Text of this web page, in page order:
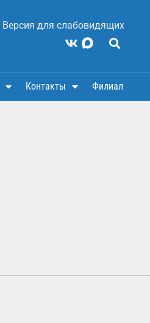
Версия для слабовидящих
Контакты Филиал